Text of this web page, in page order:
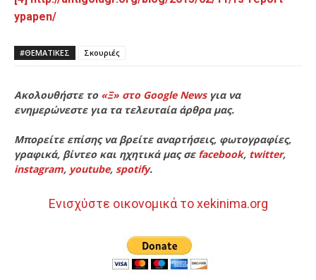
ypapen/
#ΘΕΜΑΤΙΚΈΣ Σκουριές
Ακολουθήστε το «Ξ» στο Google Newsγια να
ενημερώνεστε για τα τελευταία άρθρα μας.
Μπορείτε επίσης να βρείτε αναρτήσεις, φωτογραφίες,
γραφικά, βίντεο και ηχητικά μας σε facebook, twitter,
instagram, youtube, spotify.
Ενισχύστε οικονομικά το xekinima.org